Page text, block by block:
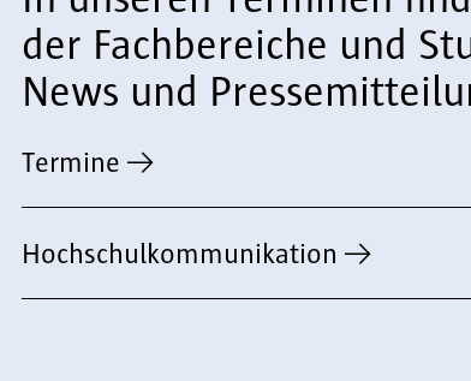
der Fachbereiche und
News und
Termine
Hochschulkommunikation